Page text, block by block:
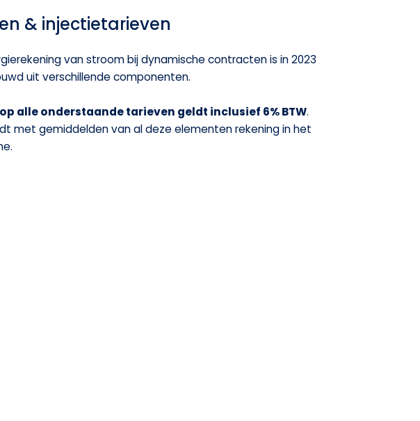
& injectietarieven
van stroom bij dynamische contracten is in 2023
uit verschillende componenten.
alle onderstaande tarieven geldt inclusief 6% BTW.
met gemiddelden van al deze elementen rekening in het